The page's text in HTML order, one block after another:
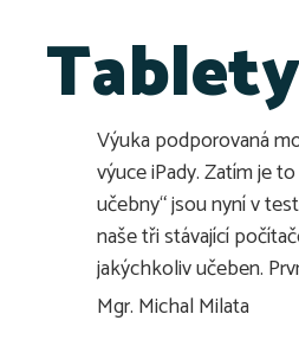
Výuka podporovaná
výuce iPady. Zatím je
učebny“ jsou nyní v
naše tři stávající
jakýchkoliv učeben.
Mgr. Michal Milata